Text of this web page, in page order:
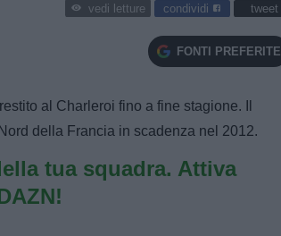
vedi letture condividi tweet
FONTI PREFERITE
al Charleroi fino a fine stagione. Il
della Francia in scadenza nel 2012.
tua squadra. Attiva